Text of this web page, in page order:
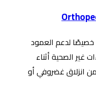
لدعم العمود
غير الصحية أثناء
من انزلاق غضروفي أو